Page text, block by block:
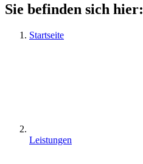
Sie befinden sich hier:
Startseite
Leistungen